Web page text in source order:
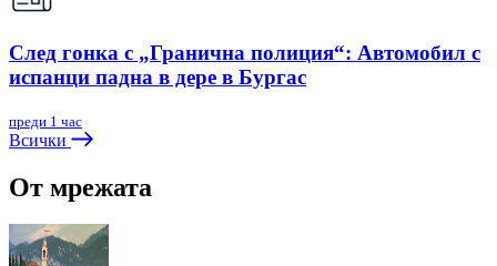
След гонка с „Гранична полиция“: Автомобил с
испанци падна в дере в Бургас
преди 1 час
Всички
От мрежата